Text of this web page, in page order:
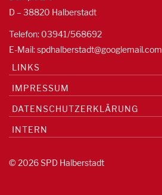
D – 38820 Halberstadt
Telefon: 03941/568692
E-Mail:spdhalberstadt@googlemail.com
LINKS
IMPRESSUM
DATENSCHUTZERKLÄRUNG
INTERN
© 2026 SPD Halberstadt